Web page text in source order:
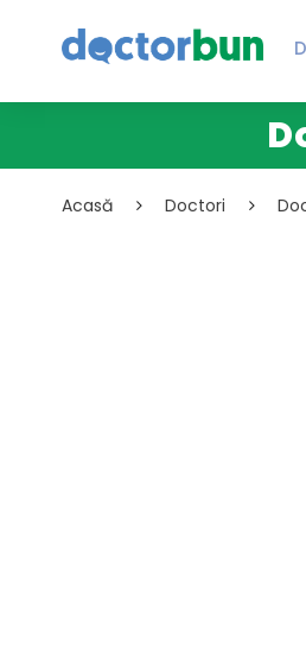
Acasă Doctori